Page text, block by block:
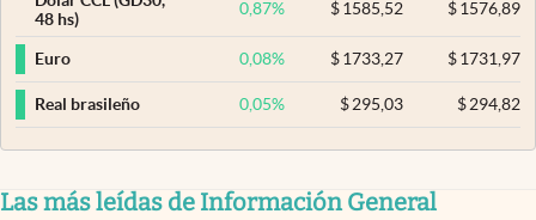
48 hs)
0,87% $ 1585,52 $1576,89
Euro 0,08% $ 1733,27 $1731,97
Real brasileño 0,05% $ 295,03 $294,82
Las más leídas de Información General